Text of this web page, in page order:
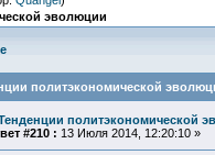
эволюции
политэкономической
политэкономической
#210 : 13 Июля 2014, 12:20:10 »